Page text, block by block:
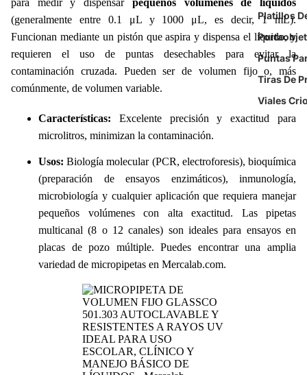
Platillos
Puntas
Tiras De
Viales
para medir y dispensar pequeños volúmenes de líquidos
(generalmente entre 0.1 μL y 1000 μL, es decir, 1 mL).
Funcionan mediante un pistón que aspira y dispensa el líquido, y
requieren el uso de puntas desechables para evitar la
contaminación cruzada. Pueden ser de volumen fijo o, más
comúnmente, de volumen variable.
Características: Excelente precisión y exactitud para
microlitros, minimizan la contaminación.
Usos: Biología molecular (PCR, electroforesis), bioquímica
(preparación de ensayos enzimáticos), inmunología,
microbiología y cualquier aplicación que requiera manejar
pequeños volúmenes con alta exactitud. Las pipetas
multicanal (8 o 12 canales) son ideales para ensayos en
placas de pozo múltiple. Puedes encontrar una amplia
variedad de micropipetas en Mercalab.com.